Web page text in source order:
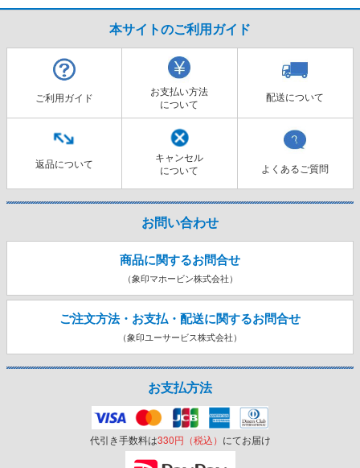
本サイトのご利用ガイド
ご利用ガイド
お支払い方法
について
配送について
返品について
キャンセル
について
よくあるご質問
お問い合わせ
商品に関するお問合せ
（象印マホービン株式会社）
ご注文方法・お支払・配送に関するお問合せ
（象印ユーサービス株式会社）
お支払方法
代引き手数料は330円（税込） にてお届け